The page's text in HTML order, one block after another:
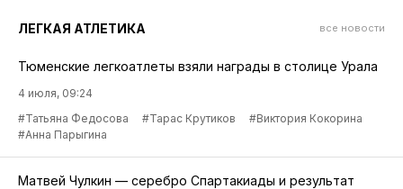
ЛЕГКАЯ АТЛЕТИКА все новости
Тюменские легкоатлеты взяли награды в столице Урала
4 июля, 09:24
#Татьяна Федосова
#Тарас Крутиков
#Виктория Кокорина
#Анна Парыгина
Матвей Чулкин — серебро Спартакиады и результат